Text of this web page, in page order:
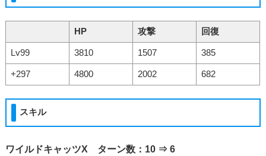
HP 攻撃 回復
Lv99 3810 1507 385
+297 4800 2002 682
スキル
ワイルドキャッツX ターン数：10 ⇒ 6